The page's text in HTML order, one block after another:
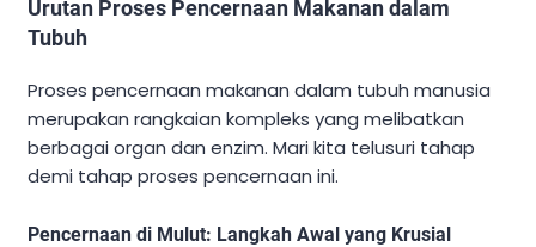
Urutan Proses Pencernaan Makanan dalam
Tubuh
Proses pencernaan makanan dalam tubuh manusia
merupakan rangkaian kompleks yang melibatkan
berbagai organ dan enzim. Mari kita telusuri tahap
demi tahap proses pencernaan ini.
Pencernaan di Mulut: Langkah Awal yang Krusial